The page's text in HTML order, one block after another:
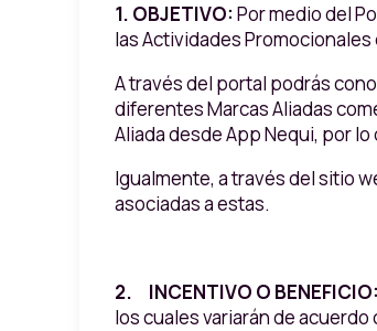
1. OBJETIVO: Por medio del
las Actividades Promocionales
A través del portal podrás
diferentes Marcas Aliadas
Aliada desde App Nequi, por
Igualmente, a través del sitio
asociadas a estas.
2. INCENTIVO O BENEFICIO:
los cuales variarán de